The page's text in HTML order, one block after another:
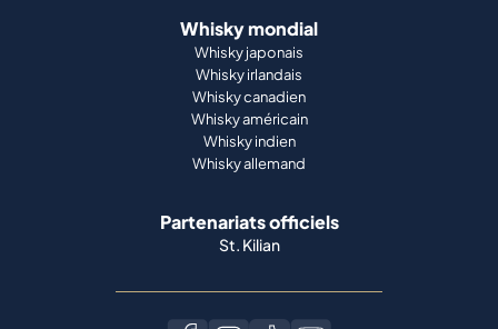
Whisky allemand
Partenariats officiels
St. Kilian
Moyens de paiement
Langue